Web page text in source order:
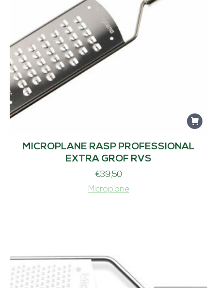
MICROPLANE RASP PROFESSIONAL
EXTRA GROF RVS
€39,50
Microplane